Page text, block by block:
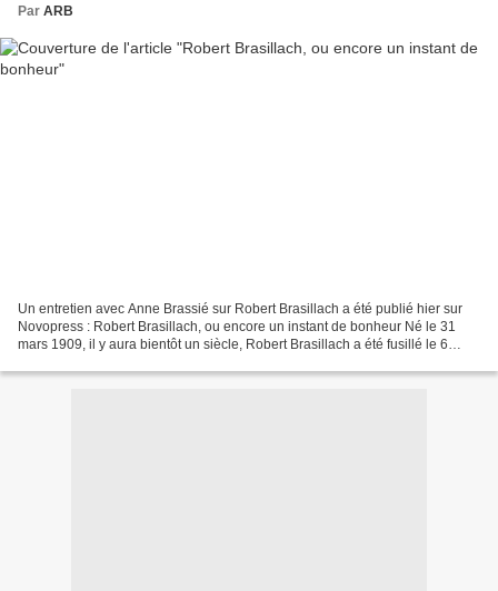
Par ARB
Un entretien avec Anne Brassié sur Robert Brasillach a été publié hier sur
Novopress : Robert Brasillach, ou encore un instant de bonheur Né le 31
mars 1909, il y aura bientôt un siècle, Robert Brasillach a été fusillé le 6